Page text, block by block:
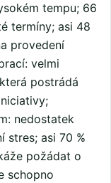
tempu; 66
termíny; asi 48
provedení
velmi
postrádá
nedostatek
stres; asi 70 %
požádat o
schopno